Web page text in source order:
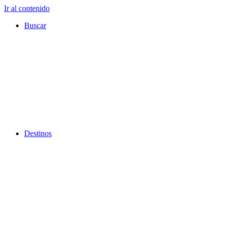
Ir al contenido
Buscar
Destinos